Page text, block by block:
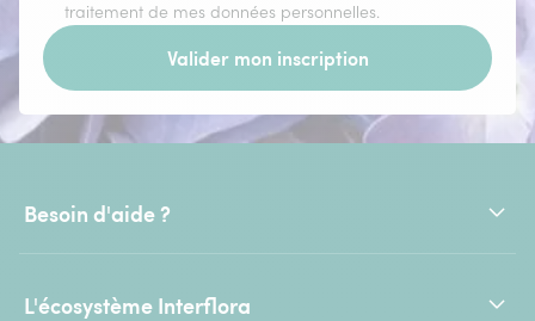
traitement de mes données personnelles.
Valider mon inscription
Besoin d'aide ?
L'écosystème Interflora